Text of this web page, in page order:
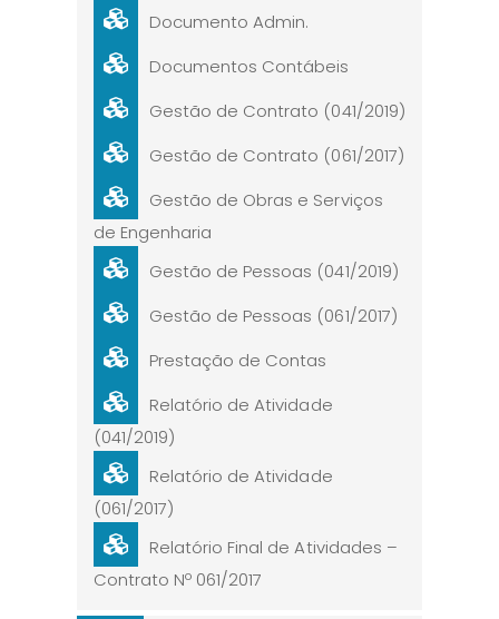
Documento Admin.
Documentos Contábeis
Gestão de Contrato (041/2019)
Gestão de Contrato (061/2017)
Gestão de Obras e Serviços
de Engenharia
Gestão de Pessoas (041/2019)
Gestão de Pessoas (061/2017)
Prestação de Contas
Relatório de Atividade
(041/2019)
Relatório de Atividade
(061/2017)
Relatório Final de Atividades –
Contrato Nº 061/2017